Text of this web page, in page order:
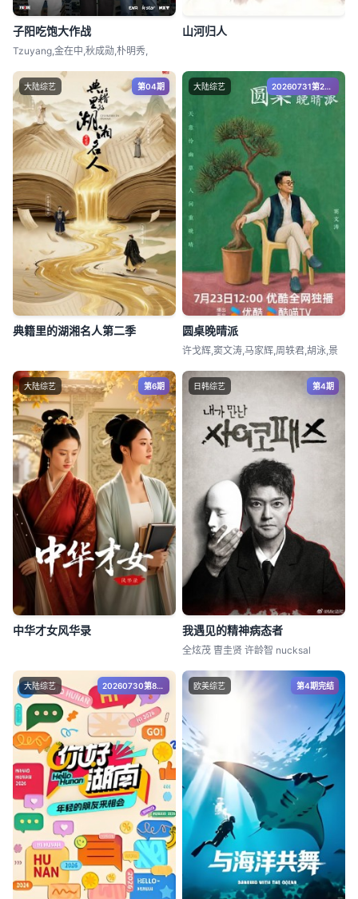
子阳吃饱大作战
Tzuyang,金在中,秋成勋,朴明秀,
山河归人
大陆综艺 第04期
典籍里的湖湘名人第二季
大陆综艺 20260731第2期下
圆桌晚晴派
许戈辉,窦文涛,马家辉,周轶君,胡泳,景
大陆综艺 第6期
中华才女风华录
日韩综艺 第4期
我遇见的精神病态者
全炫茂 曺圭贤 许龄智 nucksal
大陆综艺 20260730第8期 欧美综艺 第4期完结